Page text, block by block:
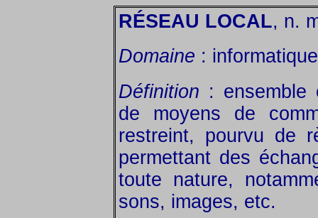
RÉSEAU LOCAL, n.
Domaine :
Définition : ensemble
de moyens de
restreint, pourvu de
permettant des
toute nature,
sons, images, etc.